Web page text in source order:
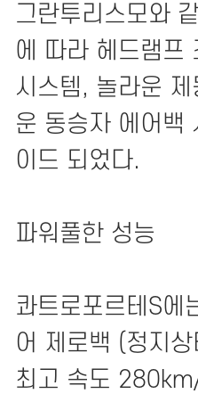
그란투리스모와
에 따라 헤드램프
시스템, 놀라운
운 동승자 에어백
이드 되었다.
파워풀한 성능
콰트로포르테S
어 제로백 (정지
최고 속도